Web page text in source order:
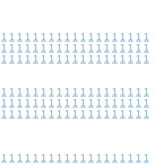
1 1 1 1 1 1 1 1 1 1 1 1 1 1 1 1 1 1 1
1 1 1 1 1 1 1 1 1 1 1 1 1 1 1 1 1 1 1
1 1 1 1 1 1 1 1 1 1 1 1 1 1 1 1 1 1 1
1 1 1 1 1 1 1 1 1 1 1 1 1 1 1 1 1 1 1
1 1 1 1 1 1 1 1 1 1 1 1 1 1 1 1 1 1 1
1 1 1 1 1 1 1 1 1 1 1 1 1 1 1 1 1 1 1
1 1 1 1 1 1 1 1 1 1 1 1 1 1 1 1 1 1 1